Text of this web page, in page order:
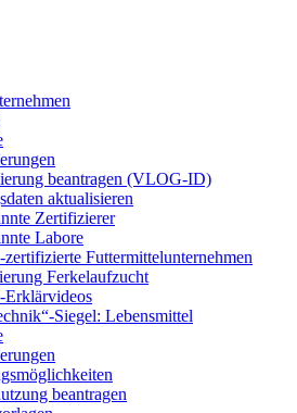
beantragen (VLOG-ID)
aktualisieren
Zertifizierer
Labore
Futtermittelunternehmen
Ferkelaufzucht
Siegel: Lebensmittel
beantragen